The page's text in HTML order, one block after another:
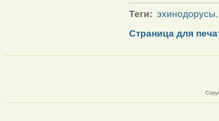
Теги: эхинодорусы
Страница для